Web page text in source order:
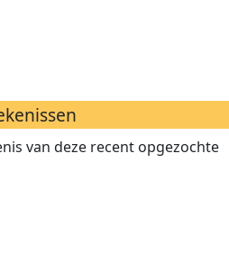
van deze recent opgezochte